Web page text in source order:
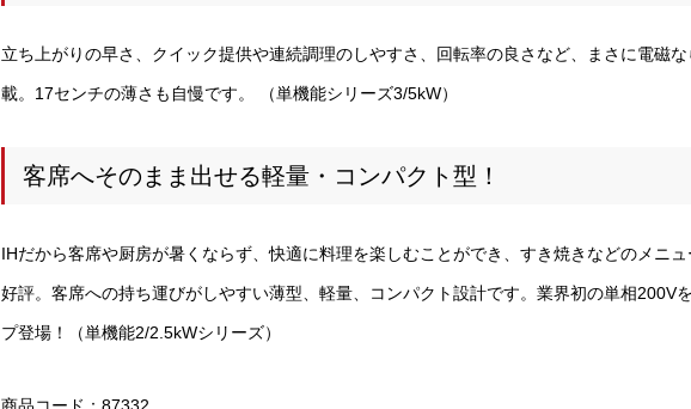
立ち上がりの早さ、クイック提供や連続調理のしやすさ、回転率の良さなど、まさに電磁
載。17センチの薄さも自慢です。 （単機能シリーズ3/5kW）
客席へそのまま出せる軽量・コンパクト型！
IHだから客席や厨房が暑くならず、快適に料理を楽しむことができ、すき焼きなどのメニ
好評。客席への持ち運びがしやすい薄型、軽量、コンパクト設計です。業界初の単相200V
プ登場！（単機能2/2.5kWシリーズ）
商品コード：87332